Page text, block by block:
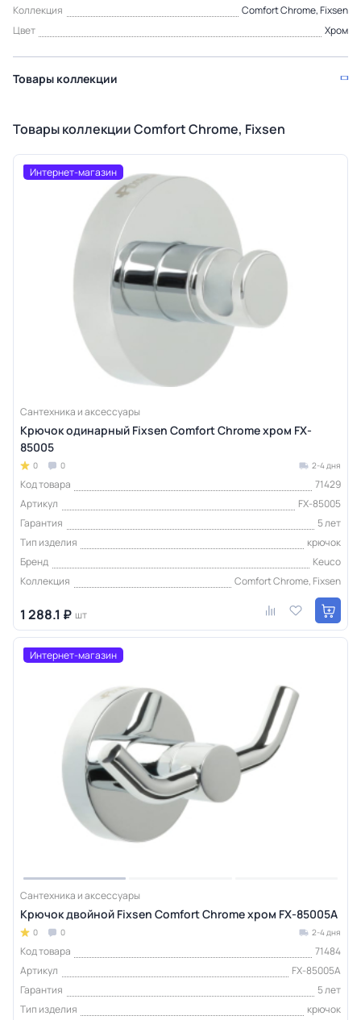
Коллекция
Comfort Chrome, Fixsen
Цвет
Хром
Товары коллекции
Товары коллекции Comfort Chrome, Fixsen
Интернет-магазин
Сантехника и аксессуары
Крючок одинарный Fixsen Comfort Chrome хром FX-
85005
0 0 2-4 дня
Код товара
71429
Артикул
FX-85005
Гарантия
5 лет
Тип изделия
крючок
Бренд
Keuco
Коллекция
Comfort Chrome, Fixsen
1 288.1 ₽ шт
Интернет-магазин
Сантехника и аксессуары
Крючок двойной Fixsen Comfort Chrome хром FX-85005A
0 0 2-4 дня
Код товара
71484
Артикул
FX-85005A
Гарантия
5 лет
Тип изделия
крючок